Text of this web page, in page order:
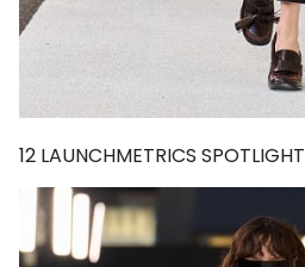
12 LAUNCHMETRICS SPOTLIGHT